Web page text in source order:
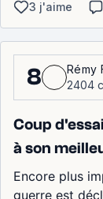
3 j'aime
8
Rémy
2404
Coup
à son
Encore plus
guerre est